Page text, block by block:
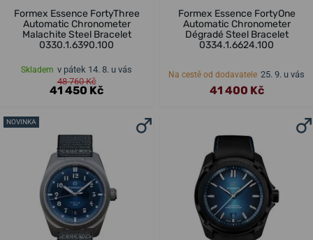
Formex Essence FortyThree
Automatic Chronometer
Malachite Steel Bracelet
0330.1.6390.100
Skladem v pátek 14. 8. u vás
48 760 Kč
41 450 Kč
Formex Essence FortyOne
Automatic Chronometer
Dégradé Steel Bracelet
0334.1.6624.100
Na cestě od dodavatele 25. 9. u vás
41 400 Kč
NOVINKA